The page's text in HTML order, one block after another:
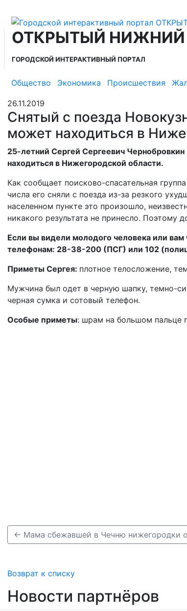
ОТКРЫТЫЙ НИЖНИЙ
ГОРОДСКОЙ ИНТЕРАКТИВНЫЙ ПОРТАЛ
Общество Экономика Происшествия
26.11.2019
Снятый с поезда
может находиться в
25-летний Сергей Сергеевич
находиться в Нижегородской области.
Как сообщает поисково-спасательная
числа его сняли с поезда из-за резкого
населенном пункте это произошло,
никакого результата не принесло.
Если вы видели молодого человека или
телефонам: 28-38-200 (ПСГ) или 102
Приметы Сергея: плотное телосложение,
Мужчина был одет в черную шапку, темно-
черная сумка и сотовый телефон.
Особые приметы: шрам на большом пальце
Возврат к списку
Новости партнёров